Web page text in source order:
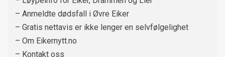
– Anmeldte dødsfall i Øvre Eiker
– Gratis nettavis er ikke lenger en selvfølgelighet
– Om Eikernytt.no
– Kontakt oss